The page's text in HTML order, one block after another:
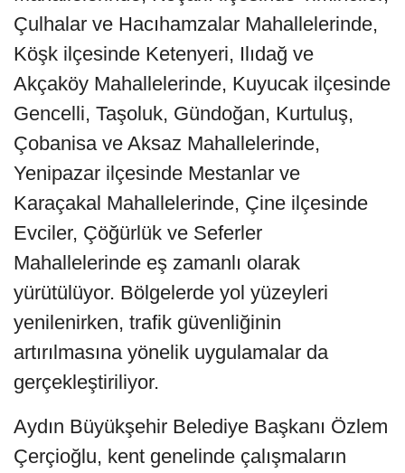
Çulhalar ve Hacıhamzalar Mahallelerinde,
Köşk ilçesinde Ketenyeri, Ilıdağ ve
Akçaköy Mahallelerinde, Kuyucak ilçesinde
Gencelli, Taşoluk, Gündoğan, Kurtuluş,
Çobanisa ve Aksaz Mahallelerinde,
Yenipazar ilçesinde Mestanlar ve
Karaçakal Mahallelerinde, Çine ilçesinde
Evciler, Çöğürlük ve Seferler
Mahallelerinde eş zamanlı olarak
yürütülüyor. Bölgelerde yol yüzeyleri
yenilenirken, trafik güvenliğinin
artırılmasına yönelik uygulamalar da
gerçekleştiriliyor.
Aydın Büyükşehir Belediye Başkanı Özlem
Çerçioğlu, kent genelinde çalışmaların